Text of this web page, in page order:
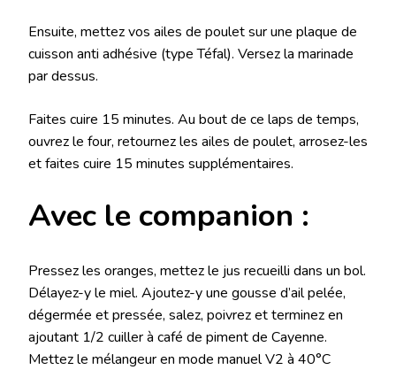
Ensuite, mettez vos ailes de poulet sur une plaque de
cuisson anti adhésive (type Téfal). Versez la marinade
par dessus.
Faites cuire 15 minutes. Au bout de ce laps de temps,
ouvrez le four, retournez les ailes de poulet, arrosez-les
et faites cuire 15 minutes supplémentaires.
Avec le companion :
Pressez les oranges, mettez le jus recueilli dans un bol.
Délayez-y le miel. Ajoutez-y une gousse d’ail pelée,
dégermée et pressée, salez, poivrez et terminez en
ajoutant 1/2 cuiller à café de piment de Cayenne.
Mettez le mélangeur en mode manuel V2 à 40°C